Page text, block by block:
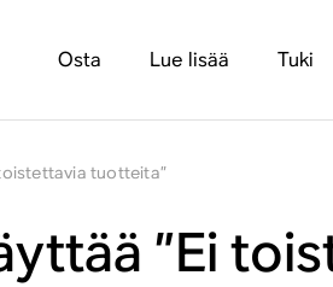
Osta Lue lisää Tuki
tuotteita”
”Ei